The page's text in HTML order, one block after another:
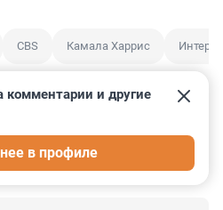
CBS Камала Харрис
комментарии и другие
в профиле